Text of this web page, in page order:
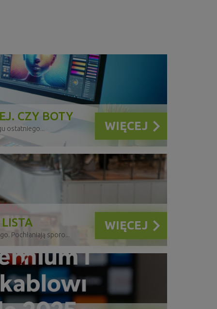
w Polsce Poniżej...
CZY BOTY
ostatniego... WIĘCEJ
Pochłaniają sporo...
WIĘCEJ